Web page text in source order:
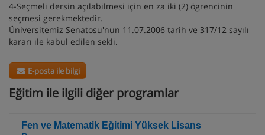
4-Seçmeli dersin açılabilmesi için en za iki (2) ögrencinin
seçmesi gerekmektedir.
Üniversitemiz Senatosu'nun 11.07.2006 tarih ve 317/12 sayılı
kararı ile kabul edilen sekli.
E-posta ile bilgi
Eğitim ile ilgili diğer programlar
Fen ve Matematik Eğitimi Yüksek Lisans